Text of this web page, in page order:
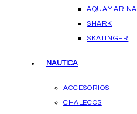
AQUAMARINA
SHARK
SKATINGER
NAUTICA
ACCESORIOS
CHALECOS